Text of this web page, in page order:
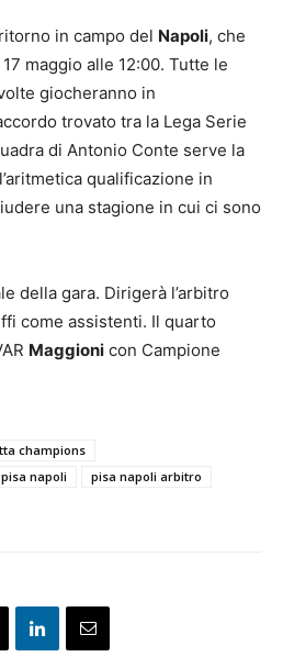
in campo del Napoli, che
maggio alle 12:00. Tutte le
giocheranno in
trovato tra la Lega Serie
di Antonio Conte serve la
qualificazione in
una stagione in cui ci sono
della gara. Dirigerà l’arbitro
come assistenti. Il quarto
Maggioni con Campione
champions
pisa napoli
pisa napoli arbitro